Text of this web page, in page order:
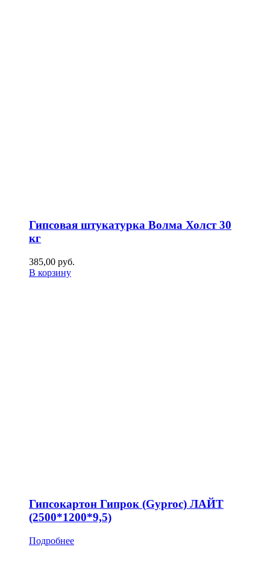
Гипсовая штукатурка Волма Холст 30
кг
385,00 руб.
В корзину
Гипсокартон Гипрок (Gyproc) ЛАЙТ
(2500*1200*9,5)
Подробнее